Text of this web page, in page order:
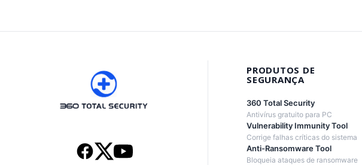
PRODUTOS DE
SEGURANÇA
360 Total Security
Antivírus gratuito para PC
Vulnerability Immunity Tool
Corrige falhas críticas do sistema
Anti-Ransomware Tool
Bloqueia ataques de ransomware